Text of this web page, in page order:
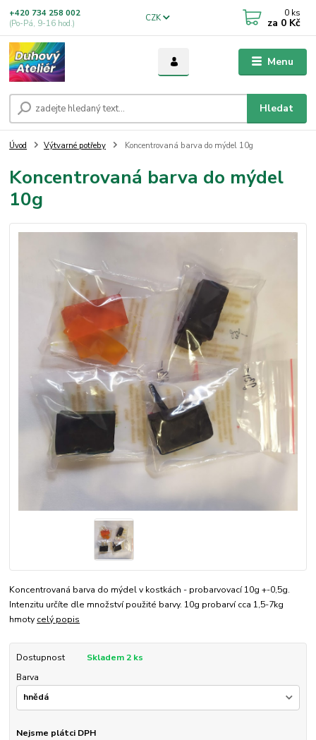
Menu
CZK
Hledat
+420 734 258 002
(Po-Pá, 9-16 hod.)
0 ks
za 0 Kč
Úvod Výtvarné potřeby Koncentrovaná barva do mýdel 10g
Koncentrovaná barva do mýdel
10g
Koncentrovaná barva do mýdel v kostkách - probarvovací 10g +-0,5g.
Intenzitu určíte dle množství použité barvy. 10g probarví cca 1,5-7kg
hmoty celý popis
Dostupnost
Skladem 2 ks
Barva
Nejsme plátci DPH